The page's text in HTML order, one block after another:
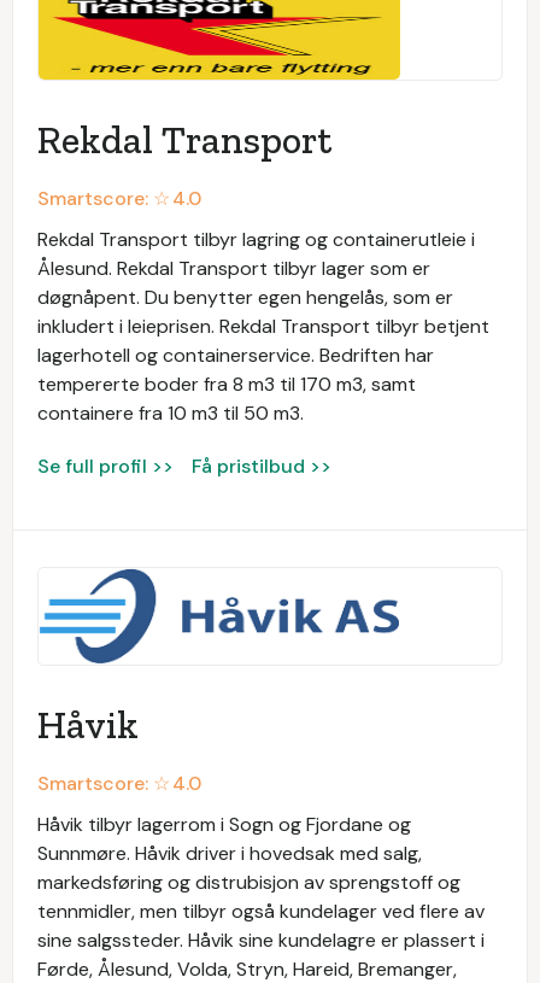
Rekdal Transport
Smartscore: ☆4.0
Rekdal Transport tilbyr lagring og containerutleie i
Ålesund. Rekdal Transport tilbyr lager som er
døgnåpent. Du benytter egen hengelås, som er
inkludert i leieprisen. Rekdal Transport tilbyr betjent
lagerhotell og containerservice. Bedriften har
tempererte boder fra 8 m3 til 170 m3, samt
containere fra 10 m3 til 50 m3.
Se full profil >> Få pristilbud >>
Håvik
Smartscore: ☆4.0
Håvik tilbyr lagerrom i Sogn og Fjordane og
Sunnmøre. Håvik driver i hovedsak med salg,
markedsføring og distrubisjon av sprengstoff og
tennmidler, men tilbyr også kundelager ved flere av
sine salgssteder. Håvik sine kundelagre er plassert i
Førde, Ålesund, Volda, Stryn, Hareid, Bremanger,